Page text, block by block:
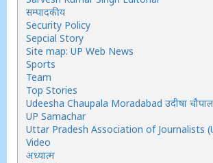
सम्पादकीय
Security Policy
Sepcial Story
Site map: UP Web News
Sports
Team
Top Stories
Udeesha Chaupala Moradabad उदीषा
UP Samachar
Uttar Pradesh Association of Journalists
Video
अध्यात्म